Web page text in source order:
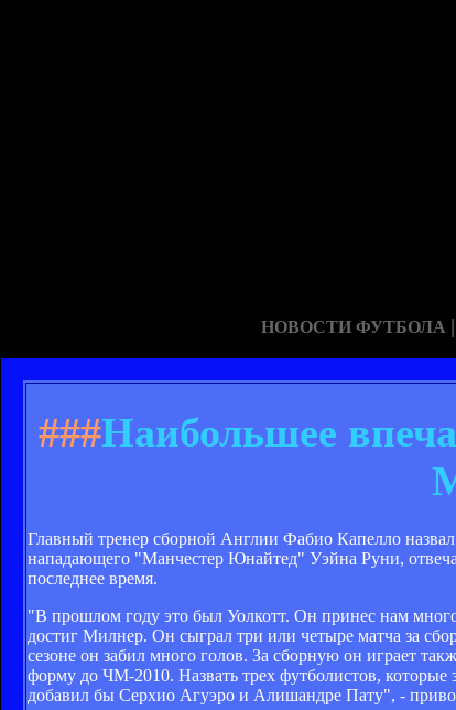
НОВОСТИ ФУТБОЛА |
###Наибольшее
Главный тренер сборной Англии Фабио Капелло
нападающего "Манчестер Юнайтед" Уэйна Руни,
последнее время.
"В прошлом году это был Уолкотт. Он принес нам
достиг Милнер. Он сыграл три или четыре матча за
сезоне он забил много голов. За сборную он играет
форму до ЧМ-2010. Назвать трех футболистов,
добавил бы Серхио Агуэро и Алишандре Пату", -